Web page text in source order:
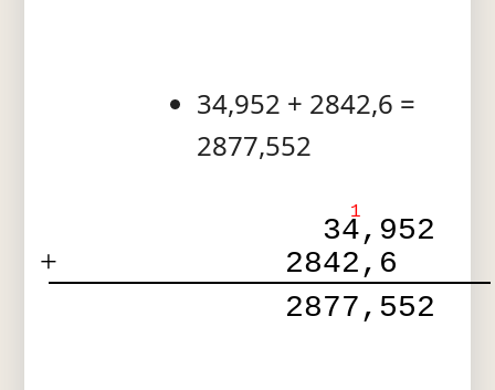
34,952 + 2842,6 =
2877,552
1
  34,952
+
2842,6
2877,552